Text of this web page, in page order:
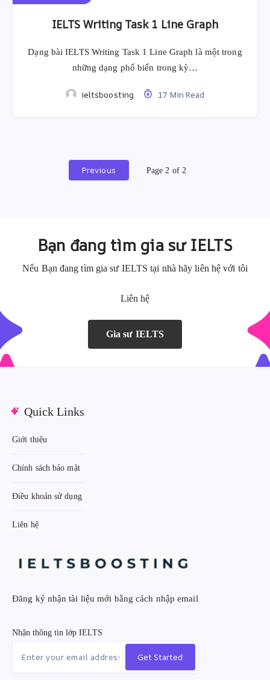
IELTS Writing Task 1 Line Graph
Dạng bài IELTS Writing Task 1 Line Graph là một trong
những dạng phổ biến trong kỳ…
ieltsboosting 17 Min Read
Previous Page 2 of 2
Bạn đang tìm gia sư IELTS
Nếu Bạn đang tìm gia sư IELTS tại nhà hãy liên hệ với tôi
Liên hệ
Gia sư IELTS
Quick Links
Giới thiệu
Chính sách bảo mật
Điều khoản sử dụng
Liên hệ
Đăng ký nhận tài liệu mới bằng cách nhập email
Nhận thông tin lớp IELTS
Get Started